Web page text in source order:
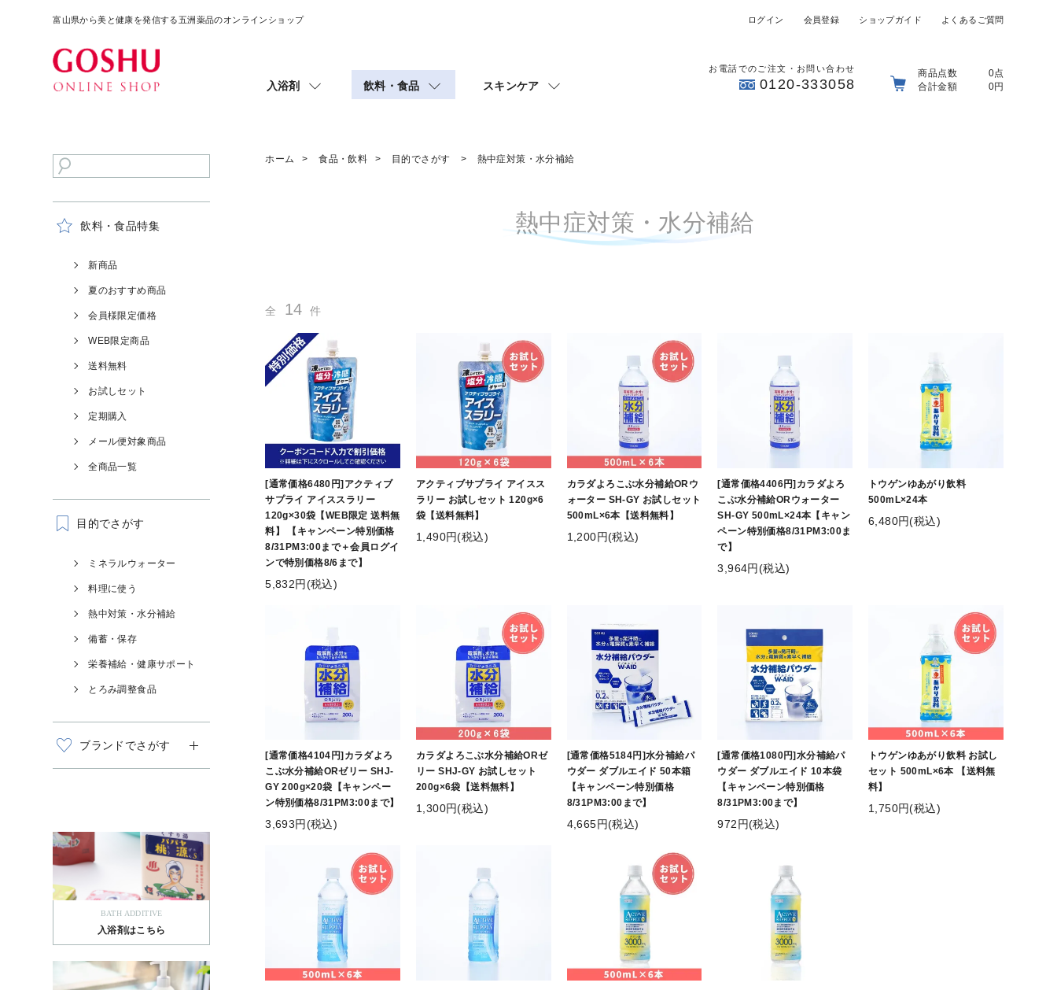
富山県から美と健康を発信する五洲薬品のオンラインショップ ログイン 会員登録 ショップガイド よくあるご質問
入浴剤 飲料・食品 スキンケア
お電話でのご注文・お問い合わせ
0120-333058
商品点数
0点
合計金額
0円
ホーム 食品・飲料 目的でさがす 熱中症対策・水分補給
熱中症対策・水分補給
全 14 件
[通常価格6480円]アクティブ
サプライ アイススラリー
120g×30袋【WEB限定 送料無
料】 【キャンペーン特別価格
8/31PM3:00まで＋会員ログイ
ンで特別価格8/6まで】
5,832円(税込)
アクティブサプライ アイスス
ラリー お試しセット 120g×6
袋【送料無料】
1,490円(税込)
カラダよろこぶ水分補給ORウ
ォーター SH-GY お試しセット
500mL×6本【送料無料】
1,200円(税込)
[通常価格4406円]カラダよろ
こぶ水分補給ORウォーター
SH-GY 500mL×24本【キャン
ペーン特別価格8/31PM3:00ま
で】
3,964円(税込)
トウゲンゆあがり飲料
500mL×24本
6,480円(税込)
[通常価格4104円]カラダよろ
こぶ水分補給ORゼリー SHJ-
GY 200g×20袋【キャンペー
ン特別価格8/31PM3:00まで】
3,693円(税込)
カラダよろこぶ水分補給ORゼ
リー SHJ-GY お試しセット
200g×6袋【送料無料】
1,300円(税込)
[通常価格5184円]水分補給パ
ウダー ダブルエイド 50本箱
【キャンペーン特別価格
8/31PM3:00まで】
4,665円(税込)
[通常価格1080円]水分補給パ
ウダー ダブルエイド 10本袋
【キャンペーン特別価格
8/31PM3:00まで】
972円(税込)
トウゲンゆあがり飲料 お試し
セット 500mL×6本 【送料無
料】
1,750円(税込)
飲料・食品特集
新商品
夏のおすすめ商品
会員様限定価格
WEB限定商品
送料無料
お試しセット
定期購入
メール便対象商品
全商品一覧
目的でさがす
ミネラルウォーター
料理に使う
熱中対策・水分補給
備蓄・保存
栄養補給・健康サポート
とろみ調整食品
ブランドでさがす
BATH ADDITIVE
入浴剤はこちら